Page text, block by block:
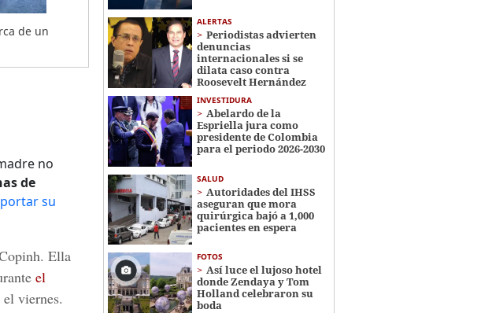
de un
no
de
su
Ella
el
viernes.
ALERTAS
Periodistas advierten
denuncias
internacionales si se
dilata caso contra
Roosevelt Hernández
INVESTIDURA
Abelardo de la
Espriella jura como
presidente de Colombia
para el periodo 2026-2030
SALUD
Autoridades del IHSS
aseguran que mora
quirúrgica bajó a 1,000
pacientes en espera
FOTOS
Así luce el lujoso hotel
donde Zendaya y Tom
Holland celebraron su
boda